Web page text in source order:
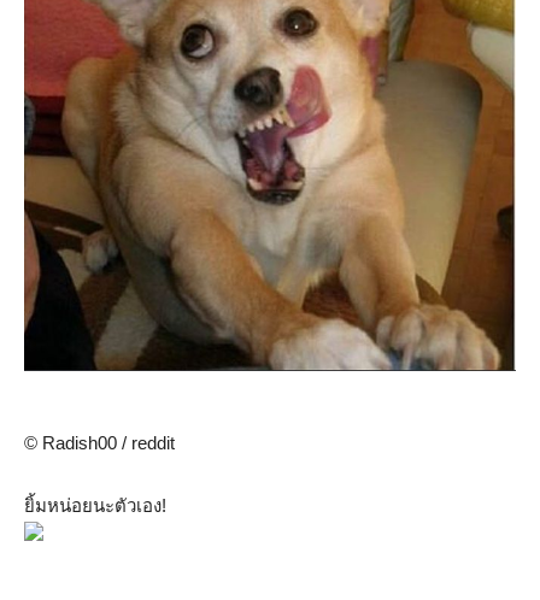
© Radish00 / reddit
ยิ้มหน่อยนะตัวเอง!